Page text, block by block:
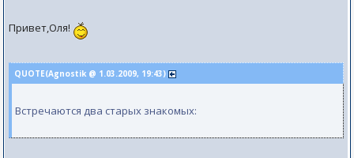
Привет,Оля!
QUOTE(Agnostik @ 1.03.2009, 19:43)
Встpечаются два стаpых знакомых: